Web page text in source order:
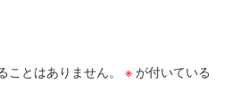
とはありません。 ※が付いている